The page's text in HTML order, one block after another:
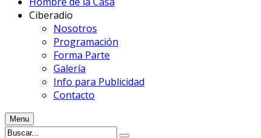
Ciberadio
Nosotros
Programación
Forma Parte
Galería
Info para Publicidad
Contacto
Menu